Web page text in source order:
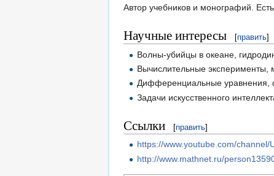
Автор учебников и монографий.
Научные интересы [править]
Волны-убийцы в океане,
Вычислительные эксперименты,
Дифференциальные уравнения,
Задачи искусственного
Ссылки [править]
https://www.youtube.com/
http://www.mathnet.ru/